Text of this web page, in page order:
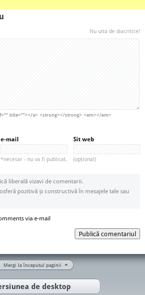
Nu uita de diacritice!
title=""></a> <strong></strong> <em></em>
e-mail
*necesar - nu va fi publicat.
Sit web
(opțional)
liberală vizavi de comentarii.
pozitivă și constructivă în mesajele tale sau
via e-mail
Publică comentariul
Mergi la începutul paginii
de desktop